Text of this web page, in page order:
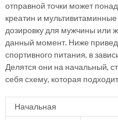
отправной точки может
креатин и
дозировку для мужчины или
данный момент. Ниже
спортивного питания, в
Делятся они на начальный,
себя схему, которая
Начальная